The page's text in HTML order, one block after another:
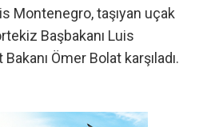
Montenegro, taşıyan uçak
Başbakanı Luis
Ömer Bolat karşıladı.